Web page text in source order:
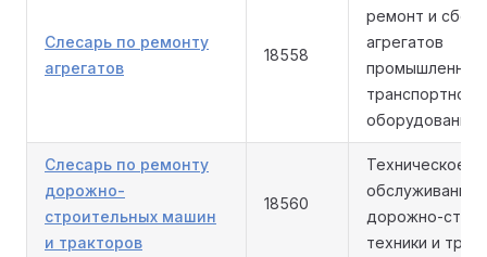
Слесарь по ремонту
агрегатов
18558
ремонт и
агрегатов
транспортного
оборудования.
Слесарь по ремонту
дорожно-
строительных машин
и тракторов
18560
Техническое
обслуживание
дорожно-
техники и